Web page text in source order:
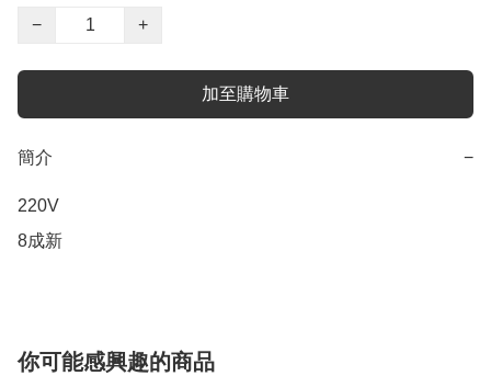
−
+
加至購物車
簡介 −
220V
8成新
你可能感興趣的商品